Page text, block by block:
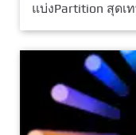
แบ่งPartition สุดเ